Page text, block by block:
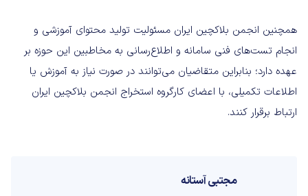
همچنین انجمن بلاکچین ایران مسئولیت تولید محتوای آموزشی و
انجام تست‌های فنی سامانه و اطلاع‌رسانی به مخاطبین این حوزه بر
عهده دارد؛ بنابراین متقاضیان می‌توانند در صورت نیاز به آموزش یا
اطلاعات تکمیلی، با اعضای کارگروه استخراج انجمن بلاکچین ایران
ارتباط برقرار کنند.
مجتبی آستانه